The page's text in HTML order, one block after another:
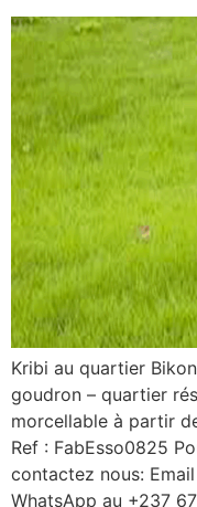
Kribi au quartier
goudron – quartier
morcellable à partir
Ref : FabEsso0825
contactez nous:
WhatsApp au +237